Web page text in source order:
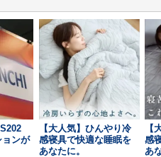
ンが
【大人気】ひんやり冷
感寝具で快適な睡眠を
あなたに。
【
感
あ